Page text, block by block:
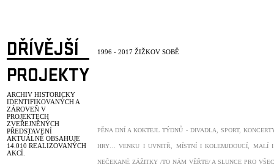
DŘÍVĚJŠÍ
PROJEKTY
ARCHIV HISTORICKY
IDENTIFIKOVANÝCH A
ZÁROVEŇ V
PROJEKTECH
ZVEŘEJNĚNÝCH
PŘEDSTAVENÍ
AKTUÁLNĚ OBSAHUJE
14.010 REALIZOVANÝCH
AKCÍ.
1996 - 2017 ŽIŽKOV SOBĚ
PĚNA DNÍ A KOKTEJL TÝDNŮ - DIVADLA, SPORT,
HRY… VENKU I UVNITŘ, MÍSTNÍ I KOLEMJDOUCÍ,
NEČEKANÉ ZÁŽITKY /TO NÁM VĚŘTE/ A SLUNCE PRO